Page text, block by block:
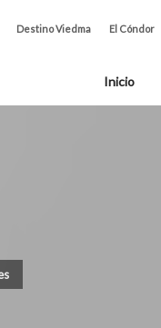
Destino Viedma El Cóndor
Inicio